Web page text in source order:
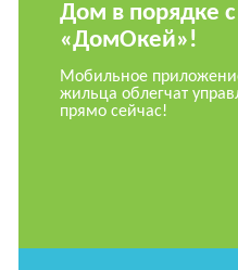
Дом в порядке
«ДомОкей»!
Мобильное
жильца облегчат
прямо сейчас!